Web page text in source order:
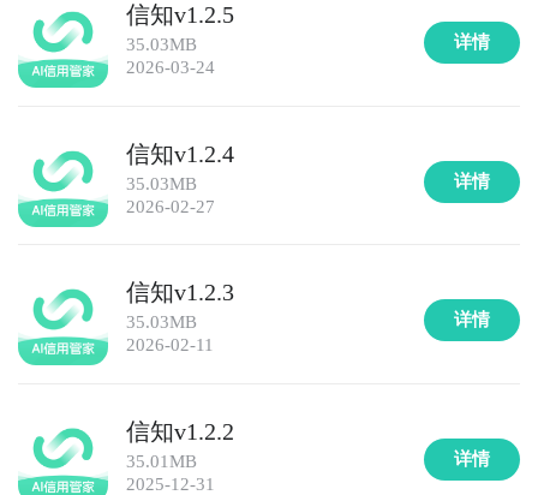
信知v1.2.5
35.03MB
2026-03-24
详情
信知v1.2.4
35.03MB
2026-02-27
详情
信知v1.2.3
35.03MB
2026-02-11
详情
信知v1.2.2
35.01MB
2025-12-31
详情